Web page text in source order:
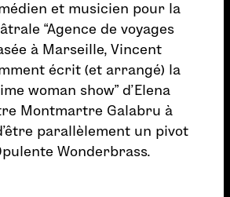
et musicien pour la
“Agence de voyages
à Marseille, Vincent
écrit (et arrangé) la
woman show” d’Elena
Montmartre Galabru à
parallèlement un pivot
Wonderbrass.